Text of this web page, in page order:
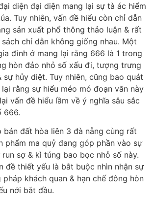
diện đại diện mang lại sự tà ác hiểm
Tuy nhiên, vấn đề hiểu còn chỉ dẫn
sản xuất phổ thông thảo luận & rất
chỉ dẫn không giống nhau. Một
đình ở mang lại rằng 666 là 1 trong
hòn đảo nhỏ số xấu đi, tượng trưng
sự hủy diệt. Tuy nhiên, cũng bao quát
rằng sự hiểu méo mó đoạn văn này
vấn đề hiểu lầm về ý nghĩa sâu sắc
666.
bán đất hòa liên 3 đà nẵng cùng rất
phẩm ma quỷ đang góp phần vào sự
sợ & kì túng bao bọc nhỏ số này.
đề thiết yếu là bắt buộc nhìn nhận sự
pháp khách quan & hạn chế đông hòn
nới bắt đầu.